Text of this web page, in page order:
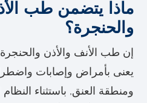
ماذا يتضمن طب
والحنجرة؟
إن طب الأنف والأذن
يعنى بأمراض وإصابات
ومنطقة العنق, باستثناء